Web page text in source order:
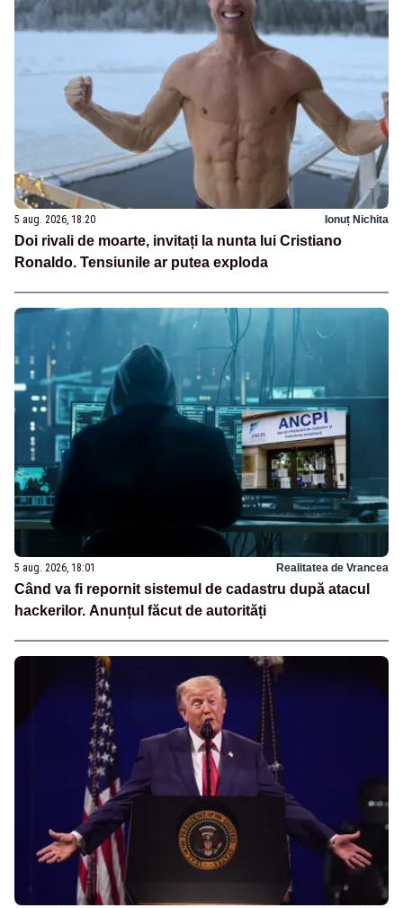
5 aug. 2026, 18:20 Ionuț Nichita
Doi rivali de moarte, invitați la nunta lui Cristiano
Ronaldo. Tensiunile ar putea exploda
5 aug. 2026, 18:01 Realitatea de Vrancea
Când va fi repornit sistemul de cadastru după atacul
hackerilor. Anunțul făcut de autorități